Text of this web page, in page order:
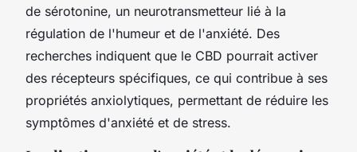
de sérotonine, un neurotransmetteur lié à la
régulation de l'humeur et de l'anxiété. Des
recherches indiquent que le CBD pourrait activer
des récepteurs spécifiques, ce qui contribue à ses
propriétés anxiolytiques, permettant de réduire les
symptômes d'anxiété et de stress.